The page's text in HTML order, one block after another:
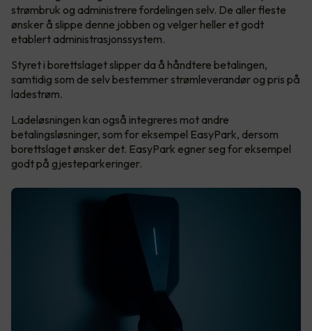
strømbruk og administrere fordelingen selv. De aller fleste
ønsker å slippe denne jobben og velger heller et godt
etablert administrasjonssystem.
Styret i borettslaget slipper da å håndtere betalingen,
samtidig som de selv bestemmer strømleverandør og pris på
ladestrøm.
Ladeløsningen kan også integreres mot andre
betalingsløsninger, som for eksempel EasyPark, dersom
borettslaget ønsker det. EasyPark egner seg for eksempel
godt på gjesteparkeringer.